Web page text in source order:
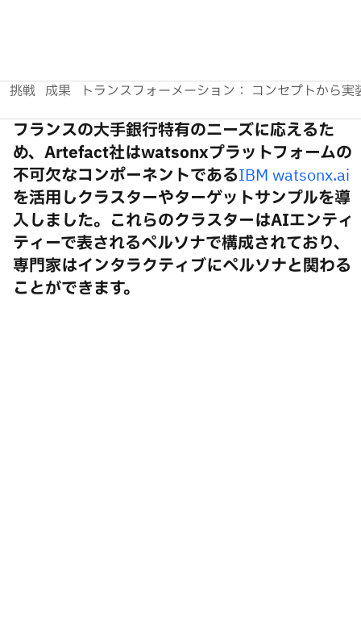
フランスの大手銀行特有のニーズに応えるた
め、Artefact社はwatsonxプラットフォームの
不可欠なコンポーネントであるIBM watsonx.ai
を活用しクラスターやターゲットサンプルを導
入しました。これらのクラスターはAIエンティ
ティーで表されるペルソナで構成されており、
専門家はインタラクティブにペルソナと関わる
ことができます。